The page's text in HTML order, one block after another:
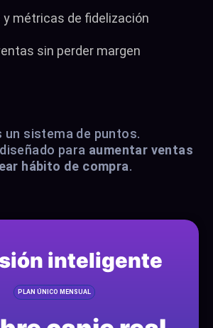
y métricas de fidelización
sin perder margen
un sistema de puntos.
para aumentar ventas
hábito de compra.
inteligente
PLAN ÚNICO MENSUAL